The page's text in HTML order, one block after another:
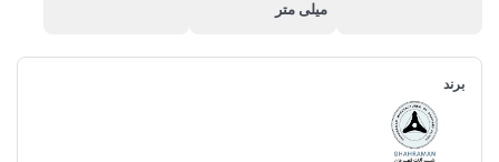
میلی متر
برند